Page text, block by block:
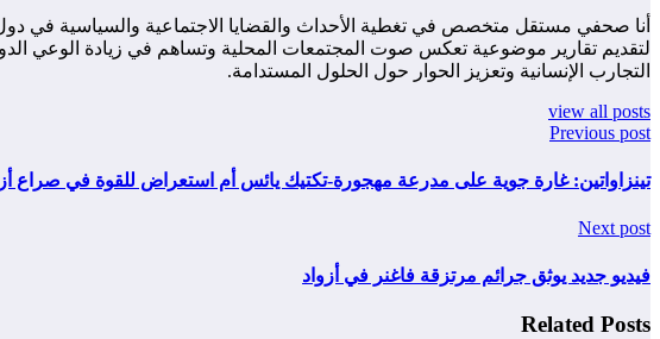
أنا صحفي مستقل متخصص في تغطية الأحداث والقضايا الاجتماعية والسياسية في
لتقديم تقارير موضوعية تعكس صوت المجتمعات المحلية وتساهم في زيادة الوعي
التجارب الإنسانية وتعزيز الحوار حول الحلول المستدامة.
view all posts
Previous post
تينزاواتين: غارة جوية على مدرعة مهجورة-تكتيك يائس أم استعراض للقوة في صراع
Next post
فيديو جديد يوثق جرائم مرتزقة فاغنر في أزواد
Related Posts